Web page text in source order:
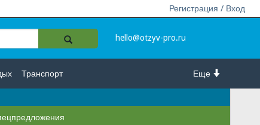
Регистрация / Вход
hello@otzyv-pro.ru
Еще
Транспорт